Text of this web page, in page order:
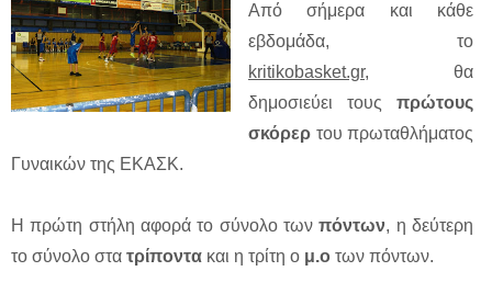
Από σήμερα και κάθε
εβδομάδα, το
kritikobasket.gr, θα
δημοσιεύει τους πρώτους
σκόρερ του πρωταθλήματος
Γυναικών της ΕΚΑΣΚ.
Η πρώτη στήλη αφορά το σύνολο τωνπόντων, η δεύτερη
το σύνολο στα τρίποντα και η τρίτη ο μ.ο των πόντων.